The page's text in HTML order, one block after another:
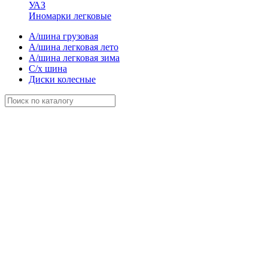
УАЗ
Иномарки легковые
А/шина грузовая
А/шина легковая лето
А/шина легковая зима
С/х шина
Диски колесные